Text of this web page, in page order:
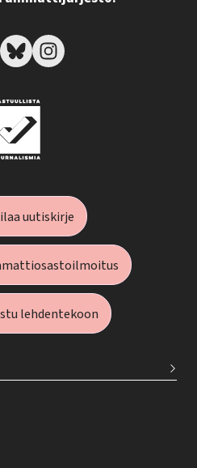
uutiskirje
lehdentekoon